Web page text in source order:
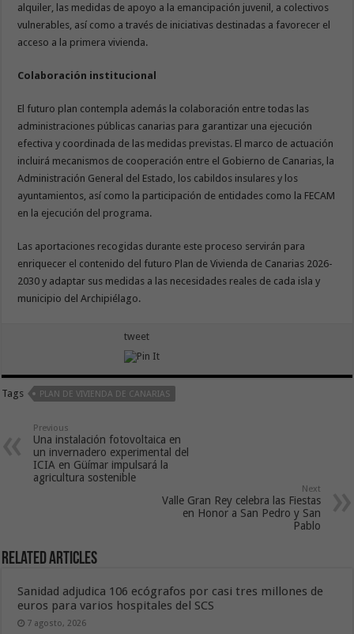
alquiler, las medidas de apoyo a la emancipación juvenil, a colectivos
vulnerables, así como a través de iniciativas destinadas a favorecer el
acceso a la primera vivienda.
Colaboración institucional
El futuro plan contempla además la colaboración entre todas las
administraciones públicas canarias para garantizar una ejecución
efectiva y coordinada de las medidas previstas. El marco de actuación
incluirá mecanismos de cooperación entre el Gobierno de Canarias, la
Administración General del Estado, los cabildos insulares y los
ayuntamientos, así como la participación de entidades como la FECAM
en la ejecución del programa.
Las aportaciones recogidas durante este proceso servirán para
enriquecer el contenido del futuro Plan de Vivienda de Canarias 2026-
2030 y adaptar sus medidas a las necesidades reales de cada isla y
municipio del Archipiélago.
tweet
Tags PLAN DE VIVIENDA DE CANARIAS
Previous
Una instalación fotovoltaica en
un invernadero experimental del
ICIA en Güímar impulsará la
agricultura sostenible
Next
Valle Gran Rey celebra las Fiestas
en Honor a San Pedro y San
Pablo
Related Articles
Sanidad adjudica 106 ecógrafos por casi tres millones de
euros para varios hospitales del SCS
7 agosto, 2026